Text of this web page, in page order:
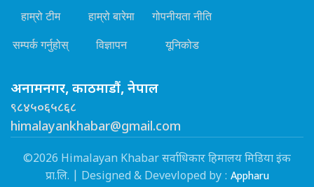
हाम्रो टीम हाम्रो बारेमा गोपनीयता नीति
सम्पर्क गर्नुहोस् विज्ञापन यूनिकोड
अनामनगर, काठमाडौं, नेपाल
९८४५०६५८६८
himalayankhabar@gmail.com
©2026 Himalayan Khabar सर्वाधिकार हिमालय मिडिया इंक
प्रा.लि. | Designed & Devevloped by : Appharu